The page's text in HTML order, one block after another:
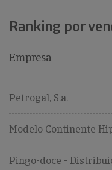
Ranking por
Empresa
Petrogal, S.a.
Modelo Continente
Pingo-doce -